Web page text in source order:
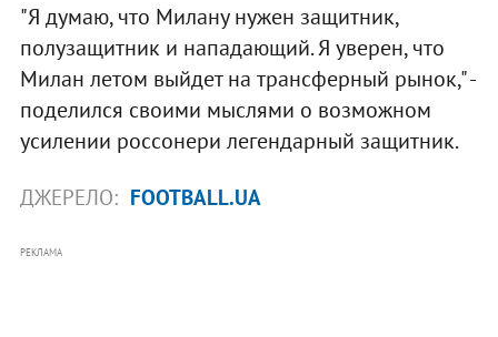
"Я думаю, что Милану нужен защитник,
полузащитник и нападающий. Я уверен, что
Милан летом выйдет на трансферный рынок," -
поделился своими мыслями о возможном
усилении россонери легендарный защитник.
ДЖЕРЕЛО: FOOTBALL.UA
РЕКЛАМА